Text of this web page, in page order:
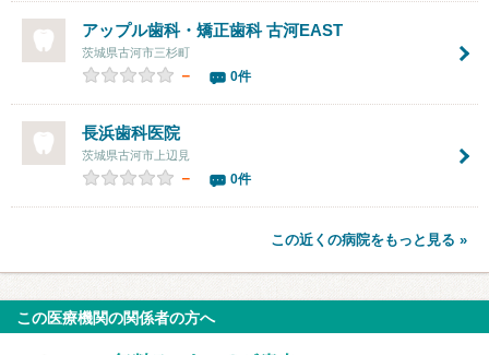
アップル歯科・矯正歯科 古河EAST
茨城県古河市三杉町
－ 0件
長浜歯科医院
茨城県古河市上辺見
－ 0件
この近くの病院をもっと見る »
この医療機関の関係者の方へ